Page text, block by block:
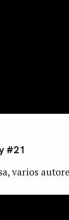
#21
varios